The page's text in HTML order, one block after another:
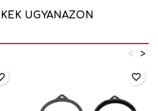
UGYANAZON
>
<
favorite_border